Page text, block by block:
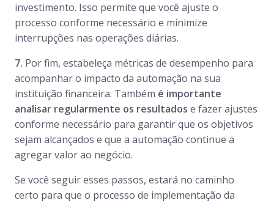
investimento. Isso permite que você ajuste o
processo conforme necessário e minimize
interrupções nas operações diárias.
7. Por fim, estabeleça métricas de desempenho para
acompanhar o impacto da automação na sua
instituição financeira. Também é importante
analisar regularmente os resultados e fazer ajustes
conforme necessário para garantir que os objetivos
sejam alcançados e que a automação continue a
agregar valor ao negócio.
Se você seguir esses passos, estará no caminho
certo para que o processo de implementação da